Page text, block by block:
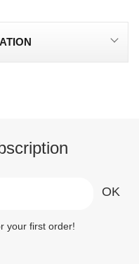
your first order!